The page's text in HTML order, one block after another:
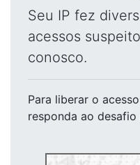
Seu IP fez
acessos
conosco.
Para liberar o acesso
responda ao desafio